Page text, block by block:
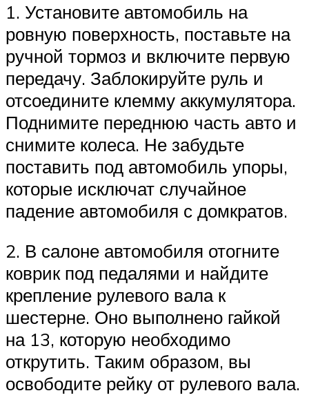
1. Установите автомобиль на
ровную поверхность, поставьте на
ручной тормоз и включите первую
передачу. Заблокируйте руль и
отсоедините клемму аккумулятора.
Поднимите переднюю часть авто и
снимите колеса. Не забудьте
поставить под автомобиль упоры,
которые исключат случайное
падение автомобиля с домкратов.
2. В салоне автомобиля отогните
коврик под педалями и найдите
крепление рулевого вала к
шестерне. Оно выполнено гайкой
на 13, которую необходимо
открутить. Таким образом, вы
освободите рейку от рулевого вала.